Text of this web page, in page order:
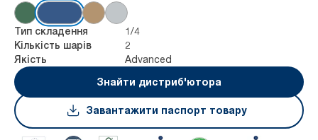
Тип складення 1/4
Кількість шарів 2
Якість
Advanced
Знайти дистриб'ютора
Завантажити паспорт товару